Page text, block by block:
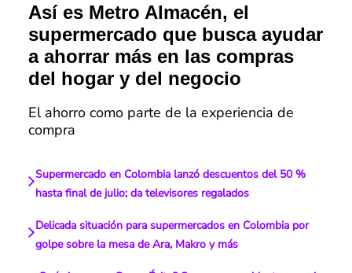
Así es Metro Almacén, el
supermercado que busca ayudar
a ahorrar más en las compras
del hogar y del negocio
El ahorro como parte de la experiencia de
compra
Supermercado en Colombia lanzó descuentos del 50 %
hasta final de julio; da televisores regalados
Delicada situación para supermercados en Colombia por
golpe sobre la mesa de Ara, Makro y más